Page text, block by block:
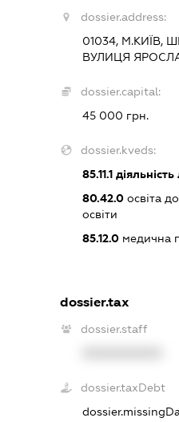
dossier.address:
01034, М.КИЇВ,
ВУЛИЦЯ
dossier.capital:
45 000 грн.
dossier.kveds:
85.11.1діяльність
80.42.0освіта
освіти
85.12.0медична
dossier.tax
dossier.staff
dossier.taxDebt